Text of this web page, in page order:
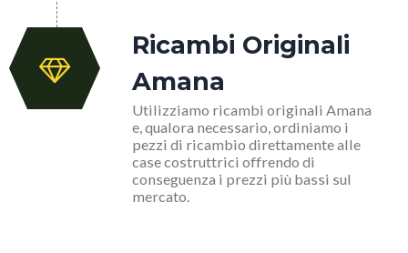
Ricambi Originali
Amana
Utilizziamo ricambi originali Amana
e, qualora necessario, ordiniamo i
pezzi di ricambio direttamente alle
case costruttrici offrendo di
conseguenza i prezzi più bassi sul
mercato.